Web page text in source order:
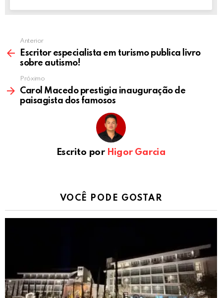
Anterior
Escritor especialista em turismo publica livro
sobre autismo!
Próximo
Carol Macedo prestigia inauguração de
paisagista dos famosos
Escrito por Higor Garcia
VOCÊ PODE GOSTAR